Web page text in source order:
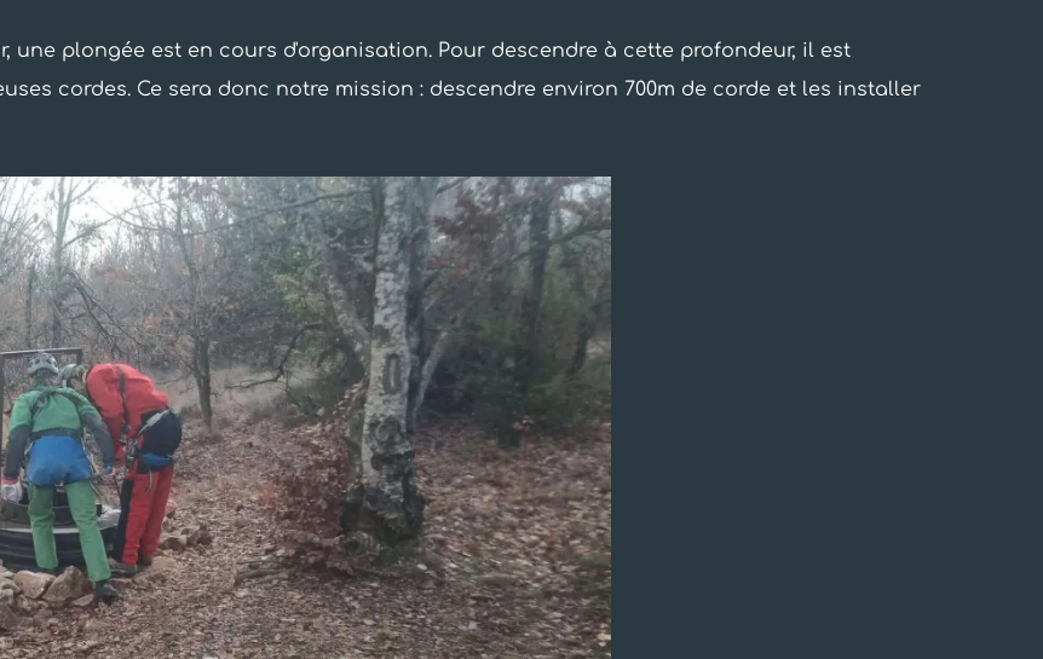
une plongée est en cours d'organisation. Pour descendre à cette profondeur, il est
cordes. Ce sera donc notre mission : descendre environ 700m de corde et les installer